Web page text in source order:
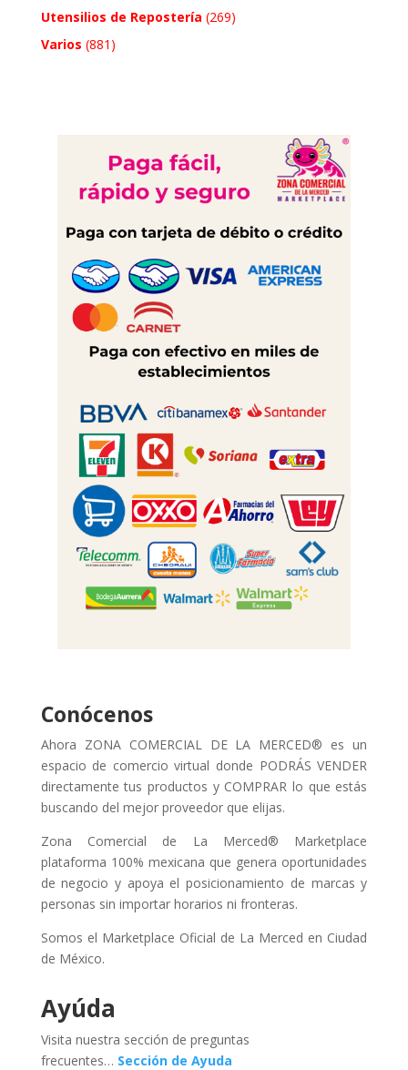
Utensilios de Repostería (269)
Varios (881)
Conócenos
Ahora ZONA COMERCIAL DE LA MERCED® es un
espacio de comercio virtual donde PODRÁS VENDER
directamente tus productos y COMPRAR lo que estás
buscando del mejor proveedor que elijas.
Zona Comercial de La Merced® Marketplace
plataforma 100% mexicana que genera oportunidades
de negocio y apoya el posicionamiento de marcas y
personas sin importar horarios ni fronteras.
Somos el Marketplace Oficial de La Merced en Ciudad
de México.
Ayúda
Visita nuestra sección de preguntas
frecuentes… Sección de Ayuda